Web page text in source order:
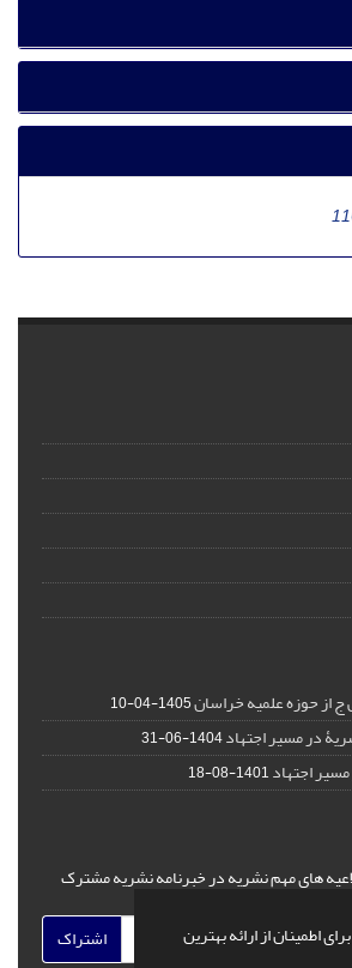
اطمینان از ارائه بهترین
از حوزه علمیه خراسان1405-04-10
در مسیر اجتهاد1404-06-31
اجتهاد1401-08-18
های مهم نشریه در خبرنامه نشریه مشترک
اشتراک